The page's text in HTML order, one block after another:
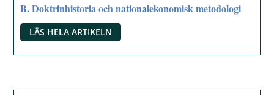
B. Doktrinhistoria och nationalekonomisk metodologi
LÄS HELA ARTIKELN